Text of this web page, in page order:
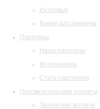
Интервью
Время Шостаковича
Партнеры
Наши партнеры
Фотогалерея
Стать партнером
Просветительские проекты
Творческие встречи